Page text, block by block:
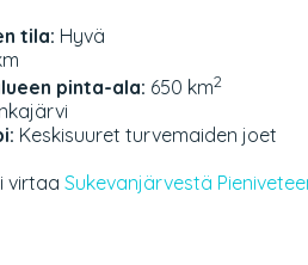
tila: Hyvä
pinta-ala: 650 km2
Keskisuuret turvemaiden joet
virtaa Sukevanjärvestä